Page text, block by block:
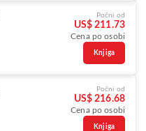
Počni od
US$ 211.73
Cena po osobi
Knjiga
Počni od
US$ 216.68
Cena po osobi
Knjiga